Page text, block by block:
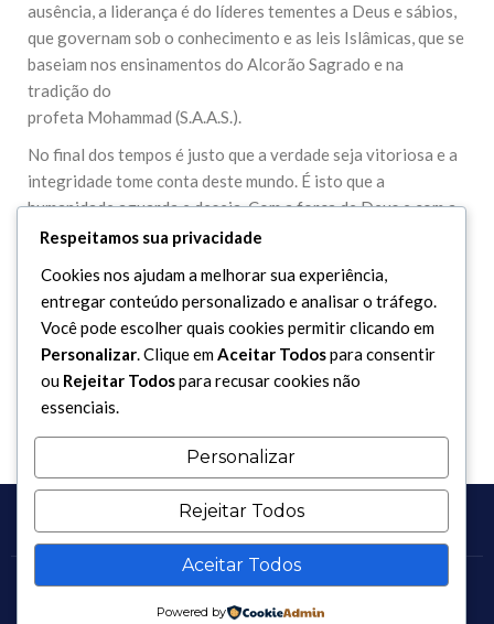
ausência, a liderança é do líderes tementes a Deus e sábios,
que governam sob o conhecimento e as leis Islâmicas, que se
baseiam nos ensinamentos do Alcorão Sagrado e na
tradição do
profeta Mohammad (S.A.A.S.).
No final dos tempos é justo que a verdade seja vitoriosa e a
integridade tome conta deste mundo. É isto que a
humanidade aguarda e deseja. Com a força de Deus e com a
Sua proteção o Imam Al-Mahdi (A.S.) será o salvador que
Jesus Cristo (A.S.). Deus disse no seu livro Sagrado:
“Temos prescrito, nos Salmos, depois da Mensagem (dada a
Moisés), que a terra, herdá-la- ão os Meus servos
virtuosos”. (C 21 – V 105)
Respeitamos sua privacidade
Cookies nos ajudam a melhorar sua experiência,
entregar conteúdo personalizado e analisar o tráfego.
Você pode escolher quais cookies permitir clicando em
Personalizar. Clique emAceitar Todospara consentir
ou Rejeitar Todospara recusar cookies não
essenciais.
Personalizar
Rejeitar Todos
Aceitar Todos
Powered by